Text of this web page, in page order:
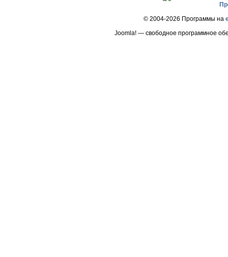
© 2004-2026 Программы на
Joomla! — свободное программное